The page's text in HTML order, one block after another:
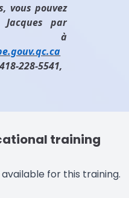
vous pouvez
par
à
228-5541,
training
for this training.